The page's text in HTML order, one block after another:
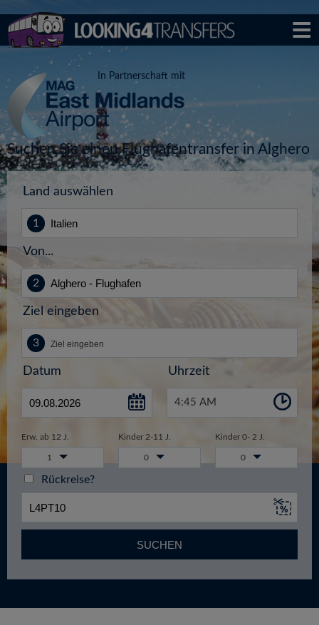
In Partnerschaft mit
Suchen Sie einen Flughafentransfer in Alghero
Land auswählen
Von...
Ziel eingeben
Datum Uhrzeit
4:45 AM
Erw. ab 12 J. Kinder 2-11 J. Kinder 0- 2 J.
1 0 0
Rückreise?
SUCHEN